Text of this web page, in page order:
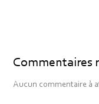
Commentaires
Aucun commentaire à